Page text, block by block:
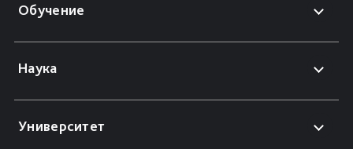
Обучение
Наука
Университет